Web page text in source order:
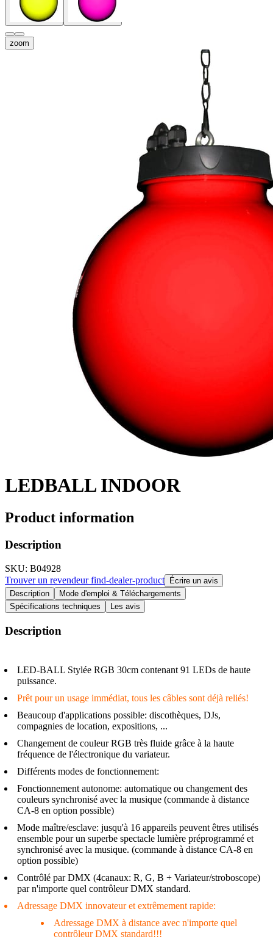
zoom
LEDBALL INDOOR
Product information
Description
SKU: B04928
Trouver un revendeurfind-dealer-product
Écrire un avis
Description
Mode d'emploi & Téléchargements
Spécifications techniques
Les avis
Description
LED-BALL Stylée RGB 30cm contenant 91 LEDs de haute
puissance.
Prêt pour un usage immédiat, tous les câbles sont déjà reliés!
Beaucoup d'applications possible: discothèques, DJs,
compagnies de location, expositions, ...
Changement de couleur RGB très fluide grâce à la haute
fréquence de l'électronique du variateur.
Différents modes de fonctionnement:
Fonctionnement autonome: automatique ou changement des
couleurs synchronisé avec la musique (commande à distance
CA-8 en option possible)
Mode maître/esclave: jusqu'à 16 appareils peuvent êtres utilisés
ensemble pour un superbe spectacle lumière préprogrammé et
synchronisé avec la musique. (commande à distance CA-8 en
option possible)
Contrôlé par DMX (4canaux: R, G, B + Variateur/stroboscope)
par n'importe quel contrôleur DMX standard.
Adressage DMX innovateur et extrêmement rapide:
Adressage DMX à distance avec n'importe quel
contrôleur DMX standard!!!